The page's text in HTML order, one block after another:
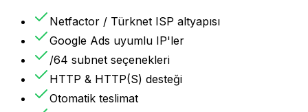
Netfactor / Türknet ISP altyapısı
Google Ads uyumlu IP'ler
/64 subnet seçenekleri
HTTP & HTTP(S) desteği
Otomatik teslimat